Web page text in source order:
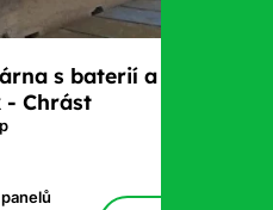
s baterií a řídicí
- Chrást